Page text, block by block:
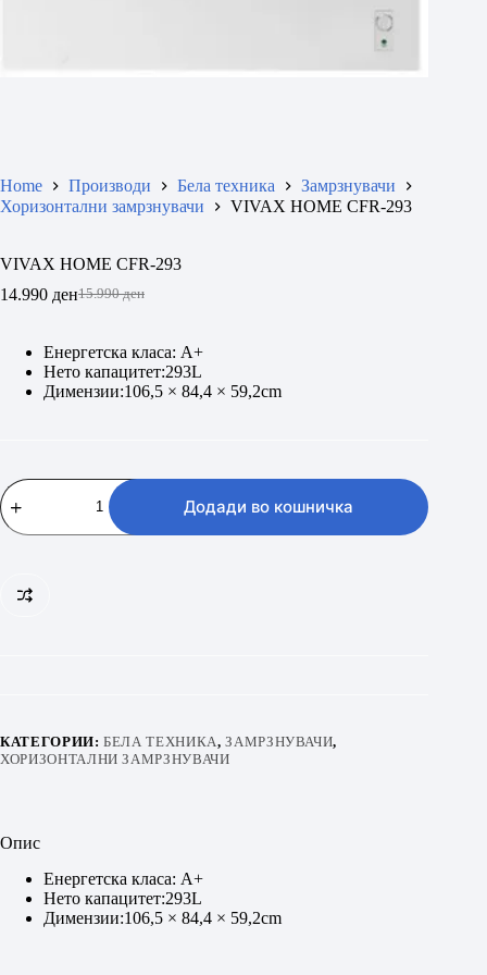
Home Производи Бела техника
Замрзнувачи
Хоризонтални замрзнувачи
VIVAX HOME CFR-293
VIVAX HOME CFR-293
15.990ден
Original
15.990 ден.
14.990 денCurrent
14.990 ден.
Енергетска класа: A+
Нето капацитет:293L
Димензии:106,5 × 84,4 × 59,2cm
VIVAX
HOME
CFR-
Додади во кошничка
КАТЕГОРИИ:БЕЛА ТЕХНИКА,ЗАМРЗНУВАЧИ,
ХОРИЗОНТАЛНИ ЗАМРЗНУВАЧИ
Опис
Енергетска класа: A+
Нето капацитет:293L
Димензии:106,5 × 84,4 × 59,2cm